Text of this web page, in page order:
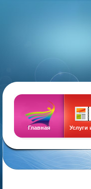
Главная Услуги